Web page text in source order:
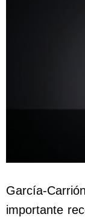
García-
importante